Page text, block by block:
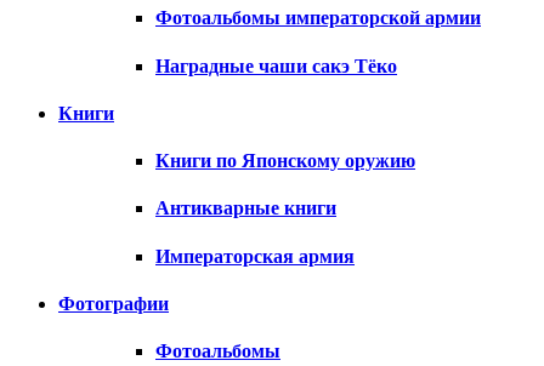
Фотоальбомы императорской армии
Наградные чаши сакэ Тёко
Книги
Книги по Японскому оружию
Антикварные книги
Императорская армия
Фотографии
Фотоальбомы